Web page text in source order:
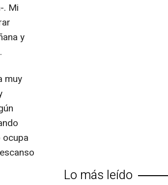
. Mi
y
muy
Lo más leído